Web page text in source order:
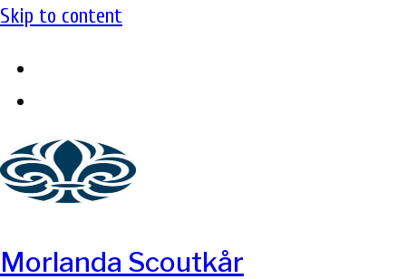
Skip to content
Morlanda Scoutkår